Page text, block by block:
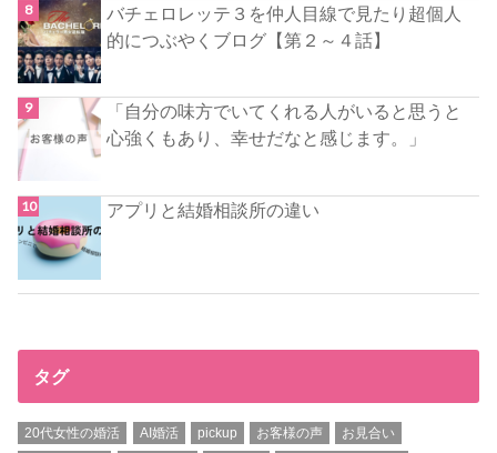
バチェロレッテ３を仲人目線で見たり超個人
的につぶやくブログ【第２～４話】
「自分の味方でいてくれる人がいると思うと
心強くもあり、幸せだなと感じます。」
アプリと結婚相談所の違い
タグ
20代女性の婚活 AI婚活 pickup お客様の声
お見合い